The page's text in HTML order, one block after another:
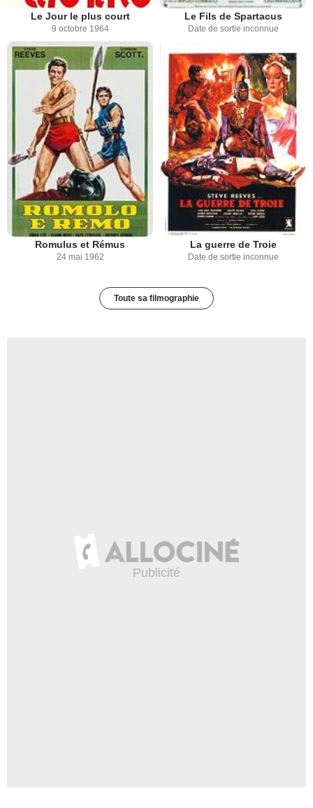
Le Jour le plus court
9 octobre 1964
Le Fils de Spartacus
Date de sortie inconnue
Romulus et Rémus
24 mai 1962
La guerre de Troie
Date de sortie inconnue
Toute sa filmographie